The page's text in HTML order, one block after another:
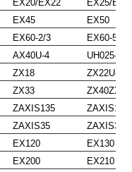
EX20/EX22
EX25/
EX45
EX50
EX60-2/3
EX60-5
AX40U-4
UH025-7
ZX18
ZX22U-2
ZX33
ZAXIS135
ZAXIS15
ZAXIS35
EX120
EX130
EX200
EX210